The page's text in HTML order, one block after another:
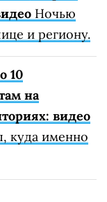
Ночью
и региону.
10
на
видео
куда именно